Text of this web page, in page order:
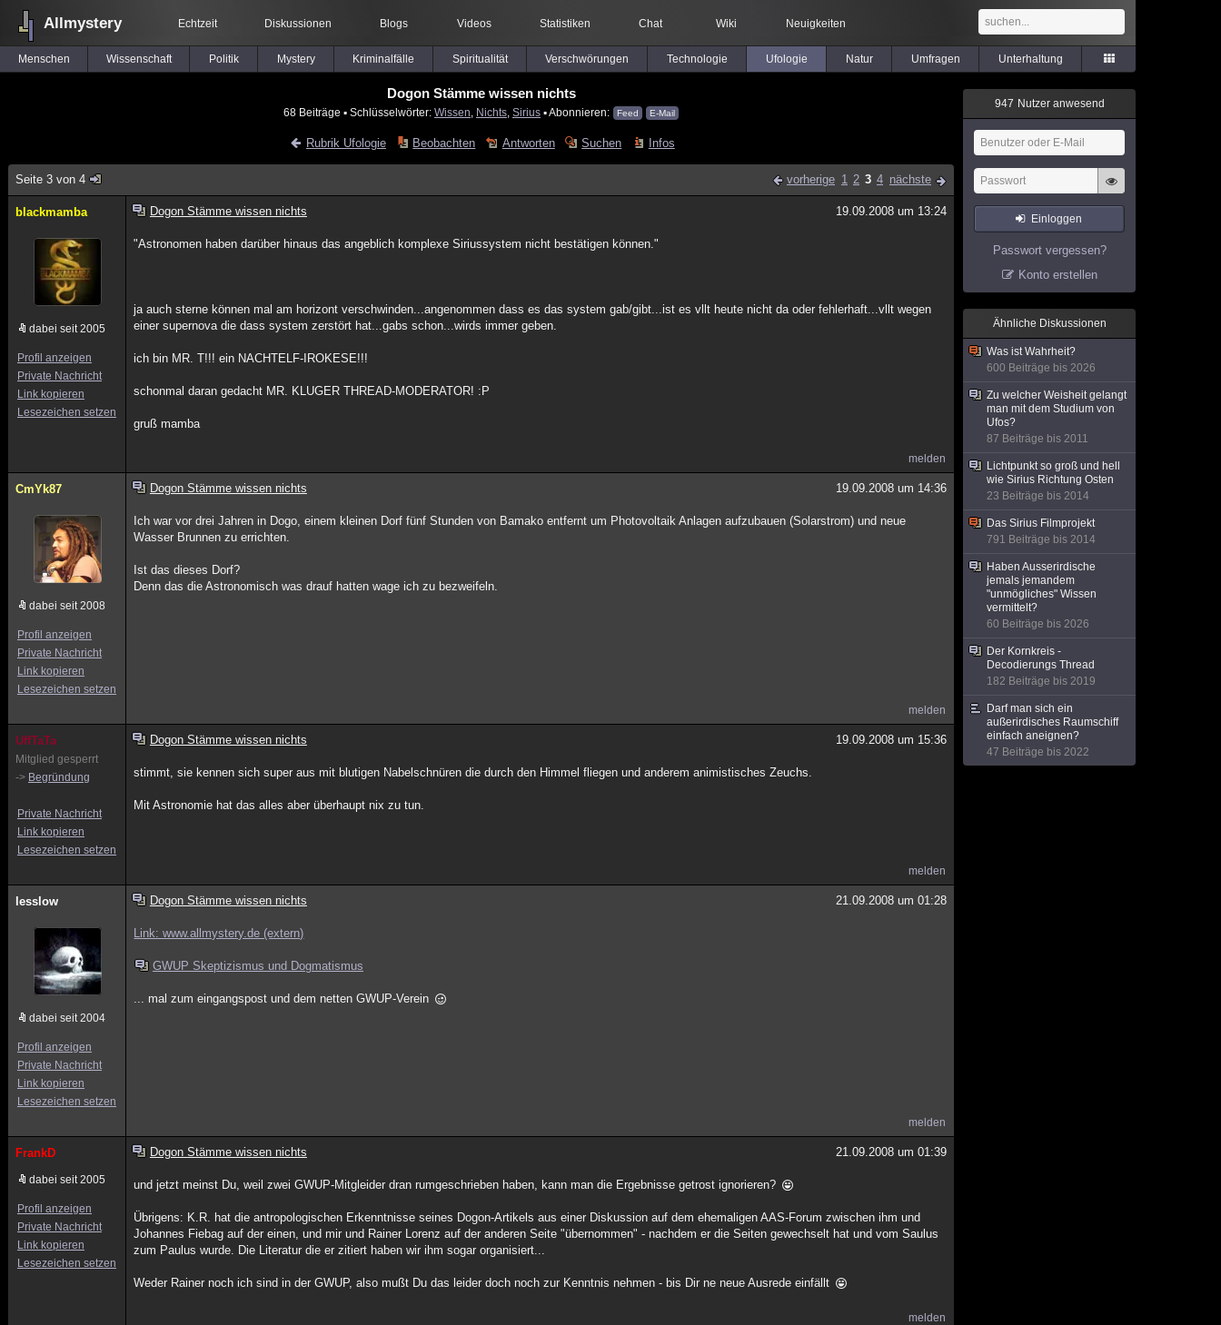
Allmystery Echtzeit Diskussionen Blogs Videos Statistiken Chat Wiki Neuigkeiten
Menschen Wissenschaft Politik Mystery Kriminalfälle Spiritualität Verschwörungen Technologie Ufologie Natur Umfragen Unterhaltung
Dogon Stämme wissen nichts
68 Beiträge ▪ Schlüsselwörter: Wissen Nichts Sirius ▪ Abonnieren: Feed E-Mail
Rubrik Ufologie Beobachten Antworten Suchen Infos
Seite 3 von 4 vorherige 1 2 3 4 nächste
blackmamba
dabei seit 2005
Profil anzeigen
Private Nachricht
Link kopieren
Lesezeichen setzen
Dogon Stämme wissen nichts 19.09.2008 um 13:24
"Astronomen haben darüber hinaus das angeblich komplexe Siriussystem nicht bestätigen können."
ja auch sterne können mal am horizont verschwinden...angenommen dass es das system gab/gibt...ist es vllt heute nicht da oder fehlerhaft...vllt wegen
einer supernova die dass system zerstört hat...gabs schon...wirds immer geben.
ich bin MR. T!!! ein NACHTELF-IROKESE!!!
schonmal daran gedacht MR. KLUGER THREAD-MODERATOR! :P
gruß mamba
melden
CmYk87
dabei seit 2008
Profil anzeigen
Private Nachricht
Link kopieren
Lesezeichen setzen
Dogon Stämme wissen nichts 19.09.2008 um 14:36
Ich war vor drei Jahren in Dogo, einem kleinen Dorf fünf Stunden von Bamako entfernt um Photovoltaik Anlagen aufzubauen (Solarstrom) und neue
Wasser Brunnen zu errichten.
Ist das dieses Dorf?
Denn das die Astronomisch was drauf hatten wage ich zu bezweifeln.
melden
UffTaTa
Mitglied gesperrt
-> Begründung
Private Nachricht
Link kopieren
Lesezeichen setzen
Dogon Stämme wissen nichts 19.09.2008 um 15:36
stimmt, sie kennen sich super aus mit blutigen Nabelschnüren die durch den Himmel fliegen und anderem animistisches Zeuchs.
Mit Astronomie hat das alles aber überhaupt nix zu tun.
melden
lesslow
dabei seit 2004
Profil anzeigen
Private Nachricht
Link kopieren
Lesezeichen setzen
Dogon Stämme wissen nichts 21.09.2008 um 01:28
Link: www.allmystery.de (extern)
GWUP Skeptizismus und Dogmatismus
... mal zum eingangspost und dem netten GWUP-Verein
melden
FrankD
dabei seit 2005
Profil anzeigen
Private Nachricht
Link kopieren
Lesezeichen setzen
Dogon Stämme wissen nichts 21.09.2008 um 01:39
und jetzt meinst Du, weil zwei GWUP-Mitgleider dran rumgeschrieben haben, kann man die Ergebnisse getrost ignorieren?
Übrigens: K.R. hat die antropologischen Erkenntnisse seines Dogon-Artikels aus einer Diskussion auf dem ehemaligen AAS-Forum zwischen ihm und
Johannes Fiebag auf der einen, und mir und Rainer Lorenz auf der anderen Seite "übernommen" - nachdem er die Seiten gewechselt hat und vom Saulus
zum Paulus wurde. Die Literatur die er zitiert haben wir ihm sogar organisiert...
Weder Rainer noch ich sind in der GWUP, also mußt Du das leider doch noch zur Kenntnis nehmen - bis Dir ne neue Ausrede einfällt
melden
947 Nutzer anwesend
Einloggen
Passwort vergessen?
Konto erstellen
Ähnliche Diskussionen
Was ist Wahrheit?
600 Beiträge bis 2026
Zu welcher Weisheit gelangt
man mit dem Studium von
Ufos?
87 Beiträge bis 2011
Lichtpunkt so groß und hell
wie Sirius Richtung Osten
23 Beiträge bis 2014
Das Sirius Filmprojekt
791 Beiträge bis 2014
Haben Ausserirdische
jemals jemandem
"unmögliches" Wissen
vermittelt?
60 Beiträge bis 2026
Der Kornkreis -
Decodierungs Thread
182 Beiträge bis 2019
Darf man sich ein
außerirdisches Raumschiff
einfach aneignen?
47 Beiträge bis 2022